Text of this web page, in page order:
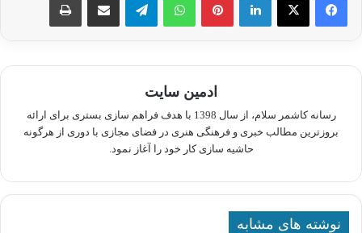
ادمین سایت
رسانه کاشمر سلام، از سال 1398 با هدف فراهم سازی بستری برای ارائه
بروزترین مطالب خبری و فرهنگی هنری در فضای مجازی با دوری از هرگونه
حاشیه سازی کار خود را آغاز نمود.
نوشته های مشابه